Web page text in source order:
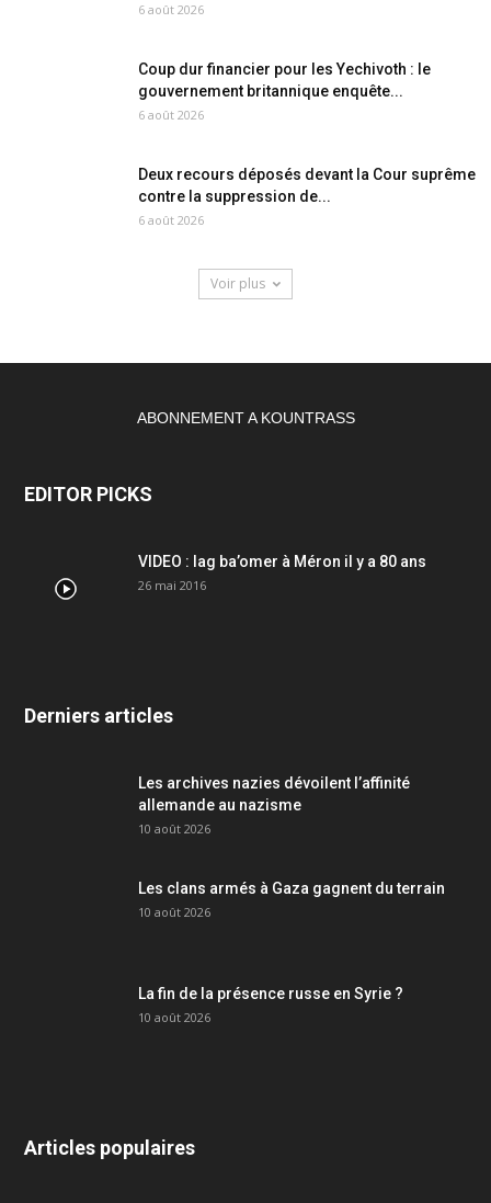
6 août 2026
Coup dur financier pour les Yechivoth : le
gouvernement britannique enquête...
6 août 2026
Deux recours déposés devant la Cour suprême
contre la suppression de...
6 août 2026
Voir plus
ABONNEMENT A KOUNTRASS
EDITOR PICKS
VIDEO : lag ba’omer à Méron il y a 80 ans
26 mai 2016
Derniers articles
Les archives nazies dévoilent l’affinité
allemande au nazisme
10 août 2026
Les clans armés à Gaza gagnent du terrain
10 août 2026
La fin de la présence russe en Syrie ?
10 août 2026
Articles populaires